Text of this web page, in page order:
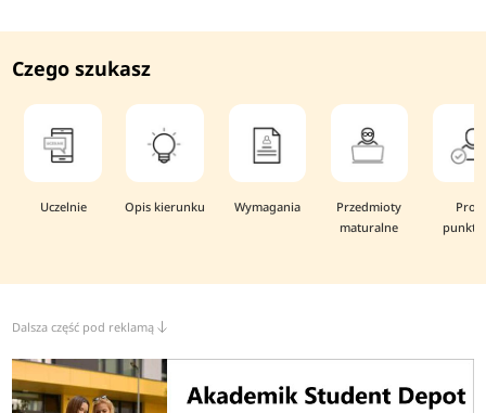
Czego szukasz
Uczelnie Opis kierunku Wymagania
Przedmioty
maturalne
Dalsza część pod reklamą